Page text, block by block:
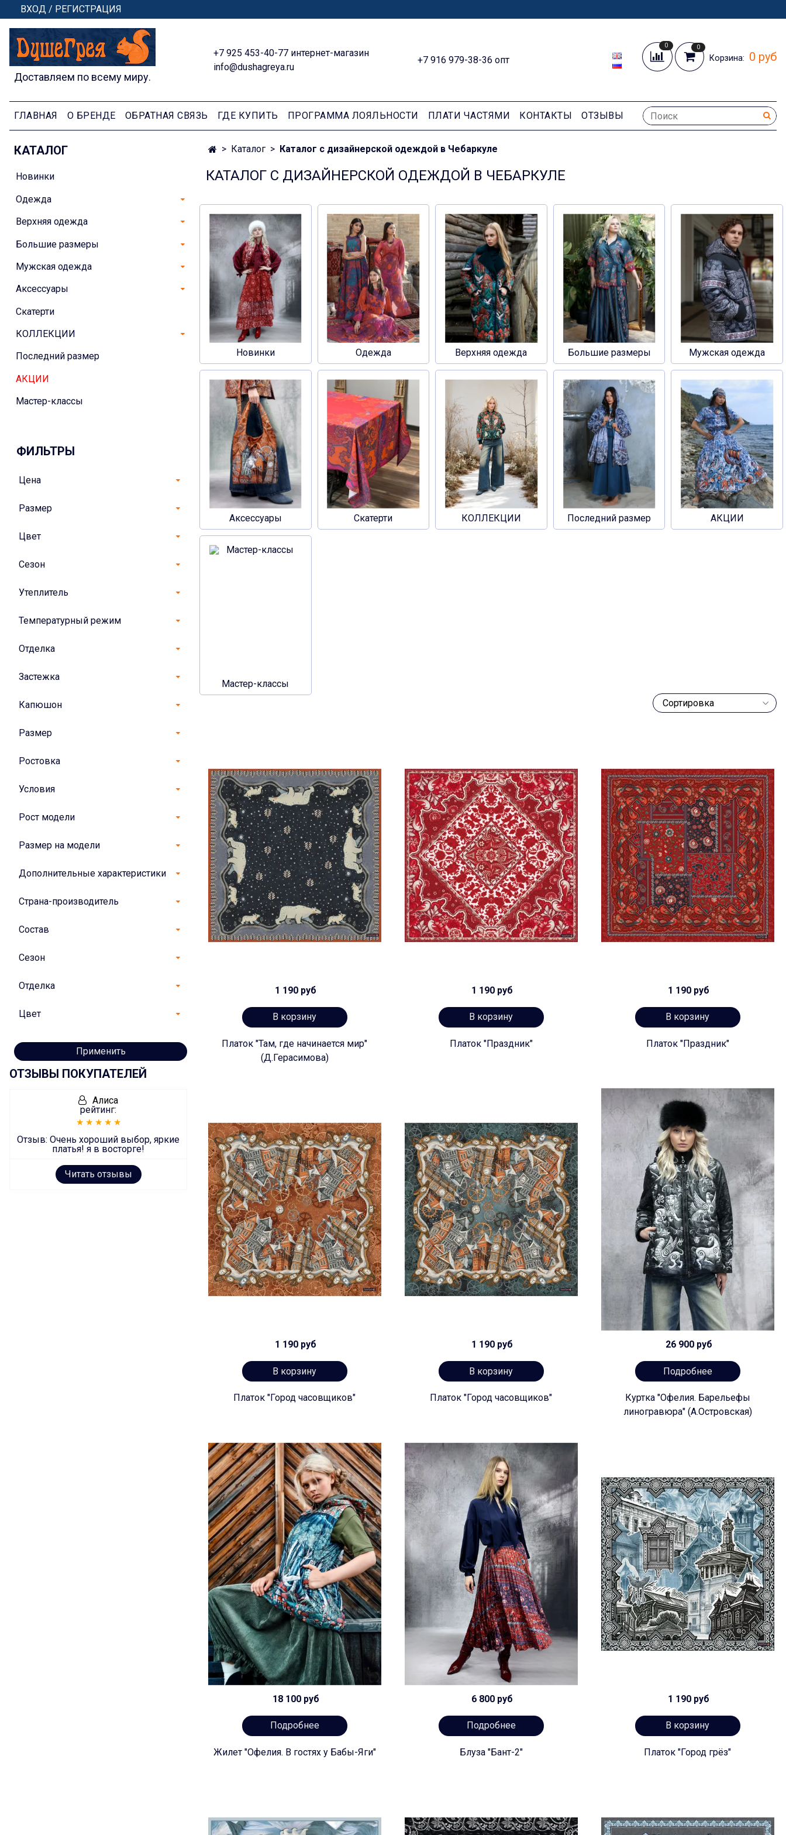
ВХОД / РЕГИСТРАЦИЯ
Доставляем по всему миру.
+7 925 453-40-77 интернет-магазин
info@dushagreya.ru
+7 916 979-38-36 опт
0 0
Корзина: 0 руб
ГЛАВНАЯ О БРЕНДЕ ОБРАТНАЯ СВЯЗЬ ГДЕ КУПИТЬ ПРОГРАММА ЛОЯЛЬНОСТИ ПЛАТИ ЧАСТЯМИ КОНТАКТЫ ОТЗЫВЫ
Каталог Каталог с дизайнерской одеждой в Чебаркуле
КАТАЛОГ С ДИЗАЙНЕРСКОЙ ОДЕЖДОЙ В ЧЕБАРКУЛЕ
Новинки Одежда Верхняя одежда Большие размеры Мужская одежда
Аксессуары Скатерти КОЛЛЕКЦИИ Последний размер АКЦИИ
Мастер-классы
1 190 руб
В корзину
Платок "Там, где начинается мир"
(Д.Герасимова)
1 190 руб
В корзину
Платок "Праздник"
1 190 руб
В корзину
Платок "Праздник"
1 190 руб
В корзину
Платок "Город часовщиков"
1 190 руб
В корзину
Платок "Город часовщиков"
26 900 руб
Подробнее
Куртка "Офелия. Барельефы
линогравюра" (А.Островская)
18 100 руб
Подробнее
Жилет "Офелия. В гостях у Бабы-Яги"
6 800 руб
Подробнее
Блуза "Бант-2"
1 190 руб
В корзину
Платок "Город грёз"
КАТАЛОГ
Новинки
Одежда
Верхняя одежда
Большие размеры
Мужская одежда
Аксессуары
Скатерти
КОЛЛЕКЦИИ
Последний размер
АКЦИИ
Мастер-классы
ФИЛЬТРЫ
Цена
Размер
Цвет
Сезон
Утеплитель
Температурный режим
Отделка
Застежка
Капюшон
Размер
Ростовка
Условия
Рост модели
Размер на модели
Дополнительные характеристики
Страна-производитель
Состав
Сезон
Отделка
Цвет
Применить
ОТЗЫВЫ ПОКУПАТЕЛЕЙ
Алиса
рейтинг:
Отзыв: Очень хороший выбор, яркие
платья! я в восторге!
Читать отзывы